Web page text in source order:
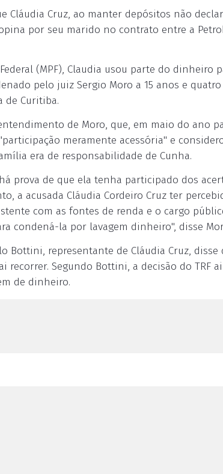
Cláudia Cruz, ao manter depósitos não
por seu marido no contrato entre a
(MPF), Claudia usou parte do dinheiro
pelo juiz Sergio Moro a 15 anos e
de Curitiba.
de Moro, que, em maio do ano
meramente acessória" e
era de responsabilidade de Cunha.
prova de que ela tenha participado dos
a acusada Cláudia Cordeiro Cruz ter
com as fontes de renda e o cargo
condená-la por lavagem dinheiro", disse
Bottini, representante de Cláudia Cruz,
Segundo Bottini, a decisão do TRF
de dinheiro.